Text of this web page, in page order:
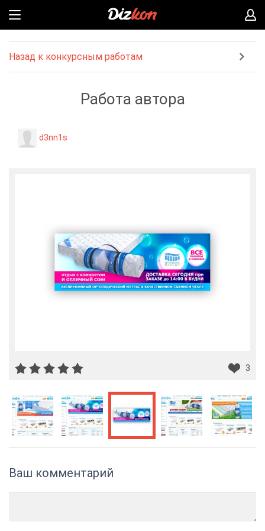
Назад к конкурсным работам
Работа автора
d3nn1s
3
Ваш комментарий